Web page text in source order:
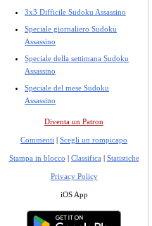
3x3 Difficile Sudoku Assassino
Speciale giornaliero Sudoku
Assassino
Speciale della settimana Sudoku
Assassino
Speciale del mese Sudoku
Assassino
Diventa un Patron
Commenti | Scegli un rompicapo
Stampa in blocco | Classifica | Statistiche
Privacy Policy
iOS App